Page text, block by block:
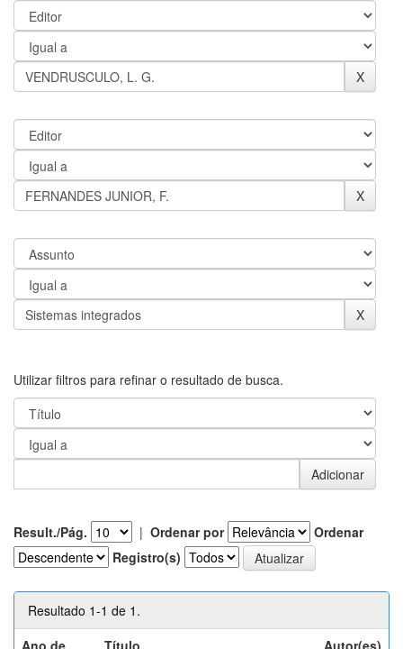
Utilizar filtros para refinar o resultado de busca.
Result./Pág. | Ordenar por
Ordenar
Registro(s)
Resultado 1-1 de 1.
Ano de
Título Autor(es)